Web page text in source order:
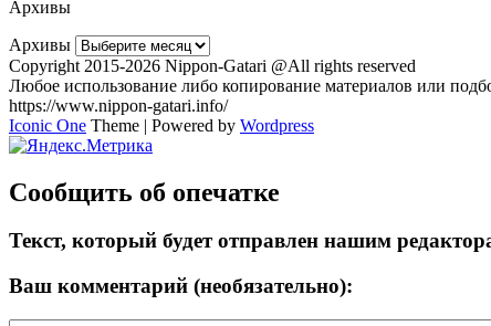
Архивы
Архивы
Copyright 2015-2026 Nippon-Gatari @All rights reserved
Любое использование либо копирование материалов или
https://www.nippon-gatari.info/
Iconic One Theme | Powered by Wordpress
Сообщить об опечатке
Текст, который будет отправлен нашим
Ваш комментарий (необязательно):